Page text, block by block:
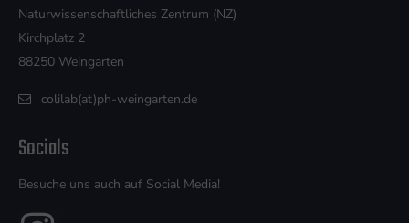
Naturwissenschaftliches Zentrum (NZ)
Kirchplatz 2
88250 Weingarten
colilab(at)ph-weingarten.de
Socials
Besuche uns auch auf Social Media!